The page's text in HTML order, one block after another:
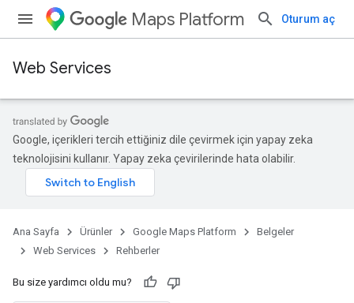
Maps Platform Oturum aç
Web Services
Google, içerikleri tercih ettiğiniz dile çevirmek için yapay zeka
teknolojisini kullanır. Yapay zeka çevirilerinde hata olabilir.
Ana Sayfa Ürünler Google Maps Platform
Belgeler
Web Services
Rehberler
Bu size yardımcı oldu mu?